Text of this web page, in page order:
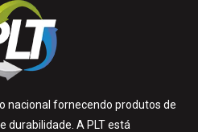
nacional fornecendo produtos de
durabilidade. A PLT está